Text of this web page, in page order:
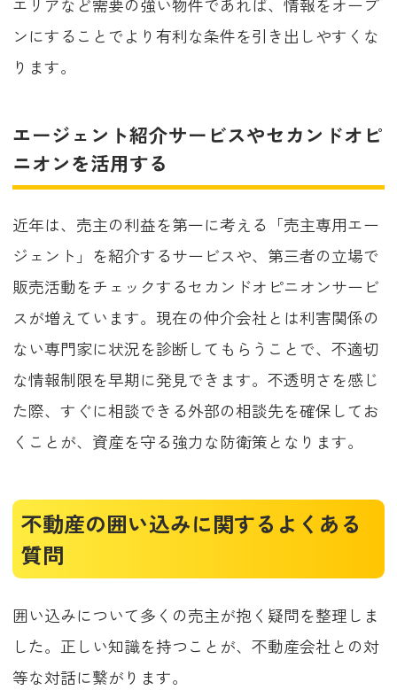
ンにすることでより有利な条件を引き出しやすくな
ります。
エージェント紹介サービスやセカンドオピ
ニオンを活用する
近年は、売主の利益を第一に考える「売主専用エー
ジェント」を紹介するサービスや、第三者の立場で
販売活動をチェックするセカンドオピニオンサービ
スが増えています。現在の仲介会社とは利害関係の
ない専門家に状況を診断してもらうことで、不適切
な情報制限を早期に発見できます。不透明さを感じ
た際、すぐに相談できる外部の相談先を確保してお
くことが、資産を守る強力な防衛策となります。
不動産の囲い込みに関するよくある
質問
囲い込みについて多くの売主が抱く疑問を整理しま
した。正しい知識を持つことが、不動産会社との対
等な対話に繋がります。